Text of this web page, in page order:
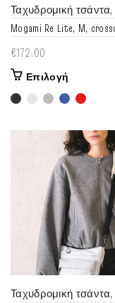
προϊόντος
Ταχυδρομική τσάντα,
Mogami Re Lite, M,
€172.00
Επιλογή
το
προϊόν
πολλαπλές
Οι
επιλογές
μπορούν
να
επιλεγούν
στη
σελίδα
του
προϊόντος
Ταχυδρομική τσάντα,